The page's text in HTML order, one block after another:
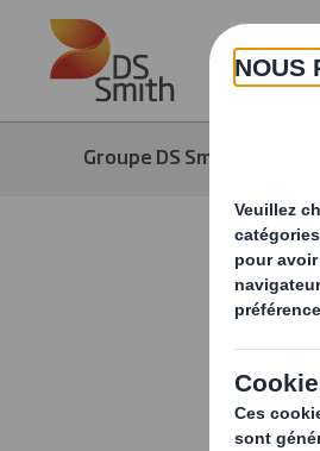
Skip to main content
Groupe DS Smith